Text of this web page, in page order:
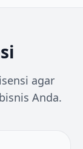
agar
Anda.